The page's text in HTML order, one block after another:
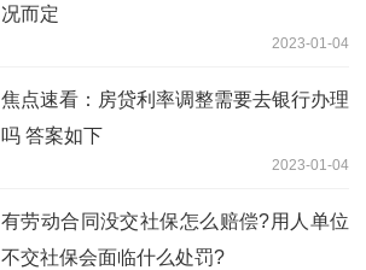
况而定
2023-01-04
焦点速看：房贷利率调整需要去银行办理
吗 答案如下
2023-01-04
有劳动合同没交社保怎么赔偿?用人单位
不交社保会面临什么处罚?